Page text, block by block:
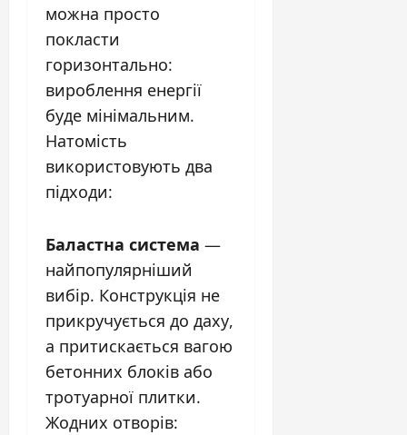
можна просто
покласти
горизонтально:
вироблення енергії
буде мінімальним.
Натомість
використовують два
підходи:
Баластна система —
найпопулярніший
вибір. Конструкція не
прикручується до даху,
а притискається вагою
бетонних блоків або
тротуарної плитки.
Жодних отворів: